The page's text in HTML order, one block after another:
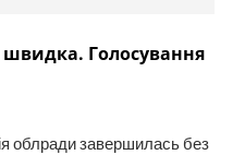
швидка. Голосування
облради завершилась без